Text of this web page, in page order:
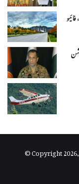
© Copyright